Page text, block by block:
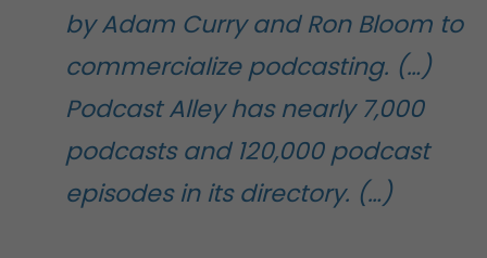
by Adam Curry and Ron Bloom to
commercialize podcasting. (…)
Podcast Alley has nearly 7,000
podcasts and 120,000 podcast
episodes in its directory. (…)